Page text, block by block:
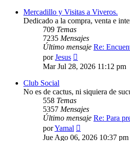
Mercadillo y Visitas a Viveros.
Dedicado a la compra, venta e
709 Temas
7235 Mensajes
Último mensaje Re:
porJesus
último
Mar Jul 28, 2026 11:12 pm
Club Social
No es de cactus, ni siquiera de
558 Temas
5357 Mensajes
Último mensaje Re: Para
porYamal
último
Jue Ago 06, 2026 10:37 pm